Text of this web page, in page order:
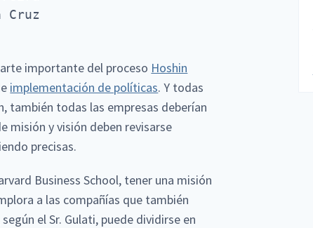
Cruz
importante del proceso Hoshin
implementación de políticas. Y todas
también todas las empresas deberían
misión y visión deben revisarse
precisas.
Business School, tener una misión
a las compañías que también
el Sr. Gulati, puede dividirse en